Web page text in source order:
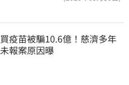
買疫苗被騙10.6億！慈濟多年
未報案原因曝